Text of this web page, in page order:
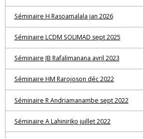
Séminaire H Rasoamalala jan 2026
Séminaire LCDM SOLIMAD sept 2025
Séminaire JB Rafalimanana avril 2023
Séminaire HM Rarojoson déc 2022
Séminaire R Andriamanambe sept 2022
Séminaire A Lahiniriko juillet 2022